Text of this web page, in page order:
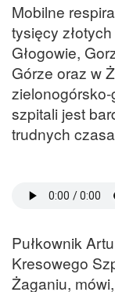
Mobilne
tysięcy
Głogowie,
Górze oraz w
szpitali jest
trudnych
Pułkownik
Kresowego
Żaganiu,